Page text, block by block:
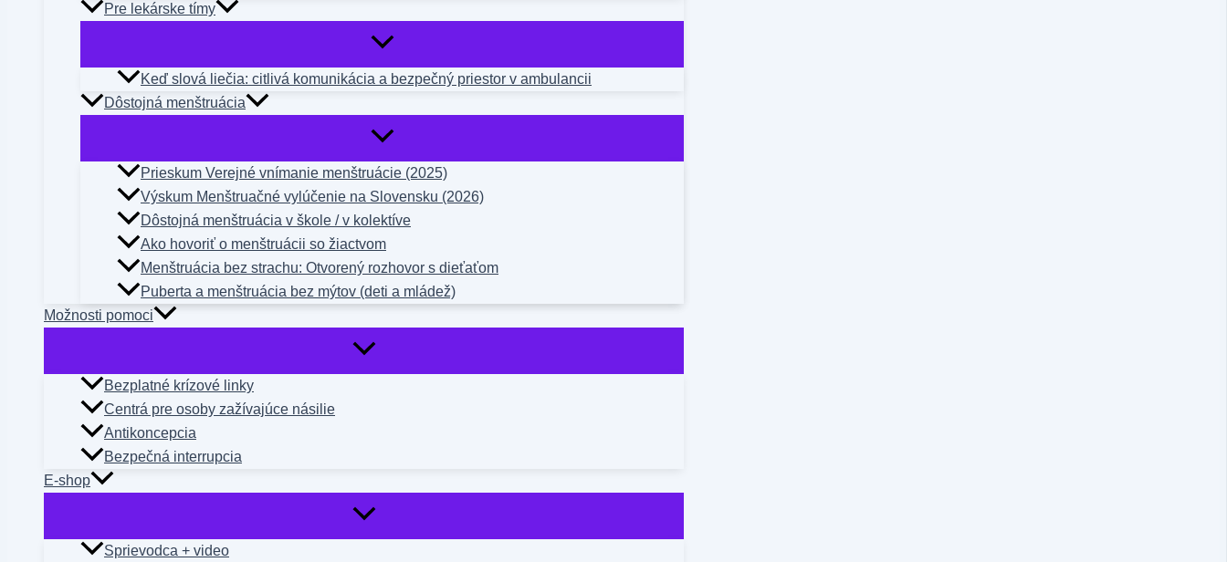
Pre lekárske tímy
Keď slová liečia: citlivá komunikácia a bezpečný priestor v ambulancii
Dôstojná menštruácia
Prieskum Verejné vnímanie menštruácie (2025)
Výskum Menštruačné vylúčenie na Slovensku (2026)
Dôstojná menštruácia v škole / v kolektíve
Ako hovoriť o menštruácii so žiactvom
Menštruácia bez strachu: Otvorený rozhovor s dieťaťom
Puberta a menštruácia bez mýtov (deti a mládež)
Možnosti pomoci
Bezplatné krízové linky
Centrá pre osoby zažívajúce násilie
Antikoncepcia
Bezpečná interrupcia
E-shop
Sprievodca + video